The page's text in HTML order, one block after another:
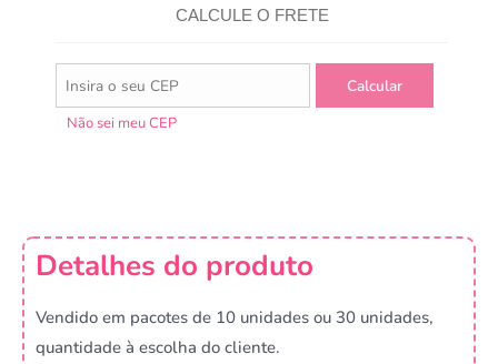
CALCULE O FRETE
Não sei meu CEP
Detalhes do produto
Vendido em pacotes de 10 unidades ou 30 unidades,
quantidade à escolha do cliente.